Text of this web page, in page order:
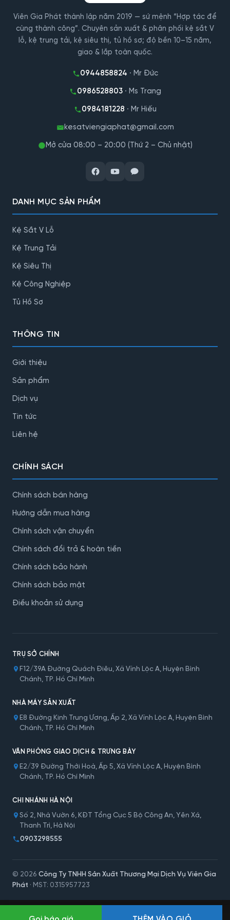
Viên Gia Phát thành lập năm 2019 — sứ mệnh “Hợp tác để
cùng thành công”. Chuyên sản xuất & phân phối kệ sắt V
lỗ, kệ trung tải, kệ siêu thị, tủ hồ sơ; độ bền 10–15 năm,
giao & lắp toàn quốc.
0944858824 · Mr Đức
0986528803· Ms Trang
0984181228 · Mr Hiếu
kesatviengiaphat@gmail.com
Mở cửa 08:00 – 20:00 (Thứ 2 – Chủ nhật)
DANH MỤC SẢN PHẨM
Kệ Sắt V Lỗ
Kệ Trung Tải
Kệ Siêu Thị
Kệ Công Nghiệp
Tủ Hồ Sơ
THÔNG TIN
Giới thiệu
Sản phẩm
Dịch vụ
Tin tức
Liên hệ
CHÍNH SÁCH
Chính sách bán hàng
Hướng dẫn mua hàng
Chính sách vận chuyển
Chính sách đổi trả & hoàn tiền
Chính sách bảo hành
Chính sách bảo mật
Điều khoản sử dụng
TRỤ SỞ CHÍNH
F12/39A Đường Quách Điêu, Xã Vĩnh Lộc A, Huyện Bình
Chánh, TP. Hồ Chí Minh
NHÀ MÁY SẢN XUẤT
E8 Đường Kinh Trung Ương, Ấp 2, Xã Vĩnh Lộc A, Huyện Bình
Chánh, TP. Hồ Chí Minh
VĂN PHÒNG GIAO DỊCH & TRƯNG BÀY
E2/39 Đường Thới Hoà, Ấp 5, Xã Vĩnh Lộc A, Huyện Bình
Chánh, TP. Hồ Chí Minh
CHI NHÁNH HÀ NỘI
Số 2, Nhà Vườn 6, KĐT Tổng Cục 5 Bộ Công An, Yên Xá,
Thanh Trì, Hà Nội
0903298555
© 2026 Công Ty TNHH Sản Xuất Thương Mại Dịch Vụ Viên Gia
Phát · MST: 0315957723